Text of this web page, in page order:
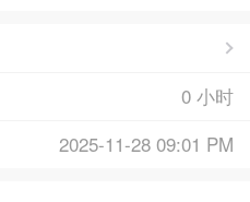
0 小时
2025-11-28 09:01 PM